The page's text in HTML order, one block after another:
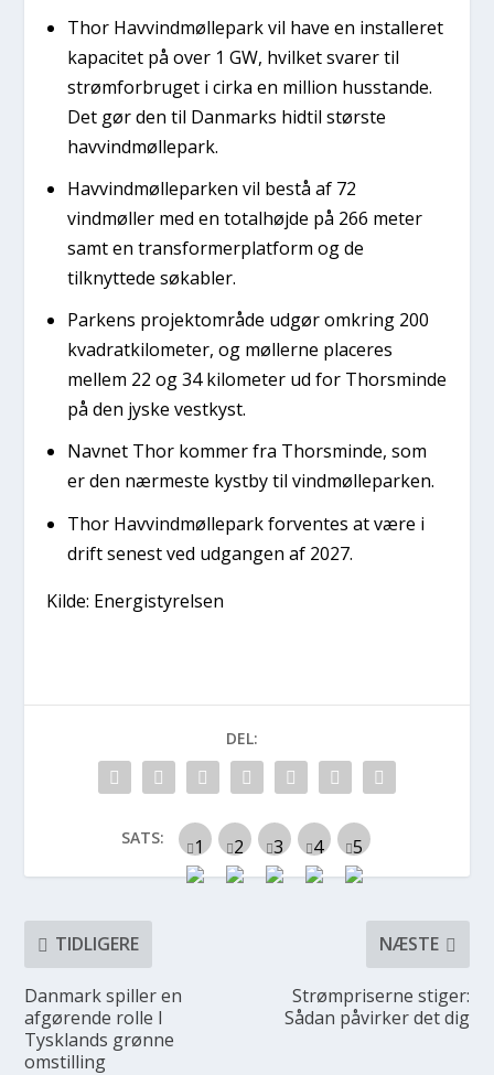
Thor Havvindmøllepark vil have en installeret
kapacitet på over 1 GW, hvilket svarer til
strømforbruget i cirka en million husstande.
Det gør den til Danmarks hidtil største
havvindmøllepark.
Havvindmølleparken vil bestå af 72
vindmøller med en totalhøjde på 266 meter
samt en transformerplatform og de
tilknyttede søkabler.
Parkens projektområde udgør omkring 200
kvadratkilometer, og møllerne placeres
mellem 22 og 34 kilometer ud for Thorsminde
på den jyske vestkyst.
Navnet Thor kommer fra Thorsminde, som
er den nærmeste kystby til vindmølleparken.
Thor Havvindmøllepark forventes at være i
drift senest ved udgangen af 2027.
Kilde: Energistyrelsen
DEL:
SATS:
TIDLIGERE
Danmark spiller en
afgørende rolle I
Tysklands grønne
omstilling
NÆSTE
Strømpriserne stiger:
Sådan påvirker det dig